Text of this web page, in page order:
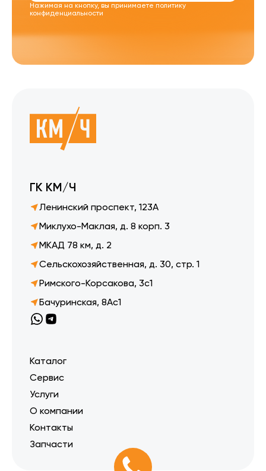
Нажимая на кнопку, вы принимаете политику
конфиденциальности
ГК КМ/Ч
Ленинский проспект, 123А
Миклухо-Маклая, д. 8 корп. 3
МКАД 78 км, д. 2
Сельскохозяйственная, д. 30, стр. 1
Римского-Корсакова, 3с1
Бачуринская, 8Ас1
Каталог
Сервис
Услуги
О компании
Контакты
Запчасти